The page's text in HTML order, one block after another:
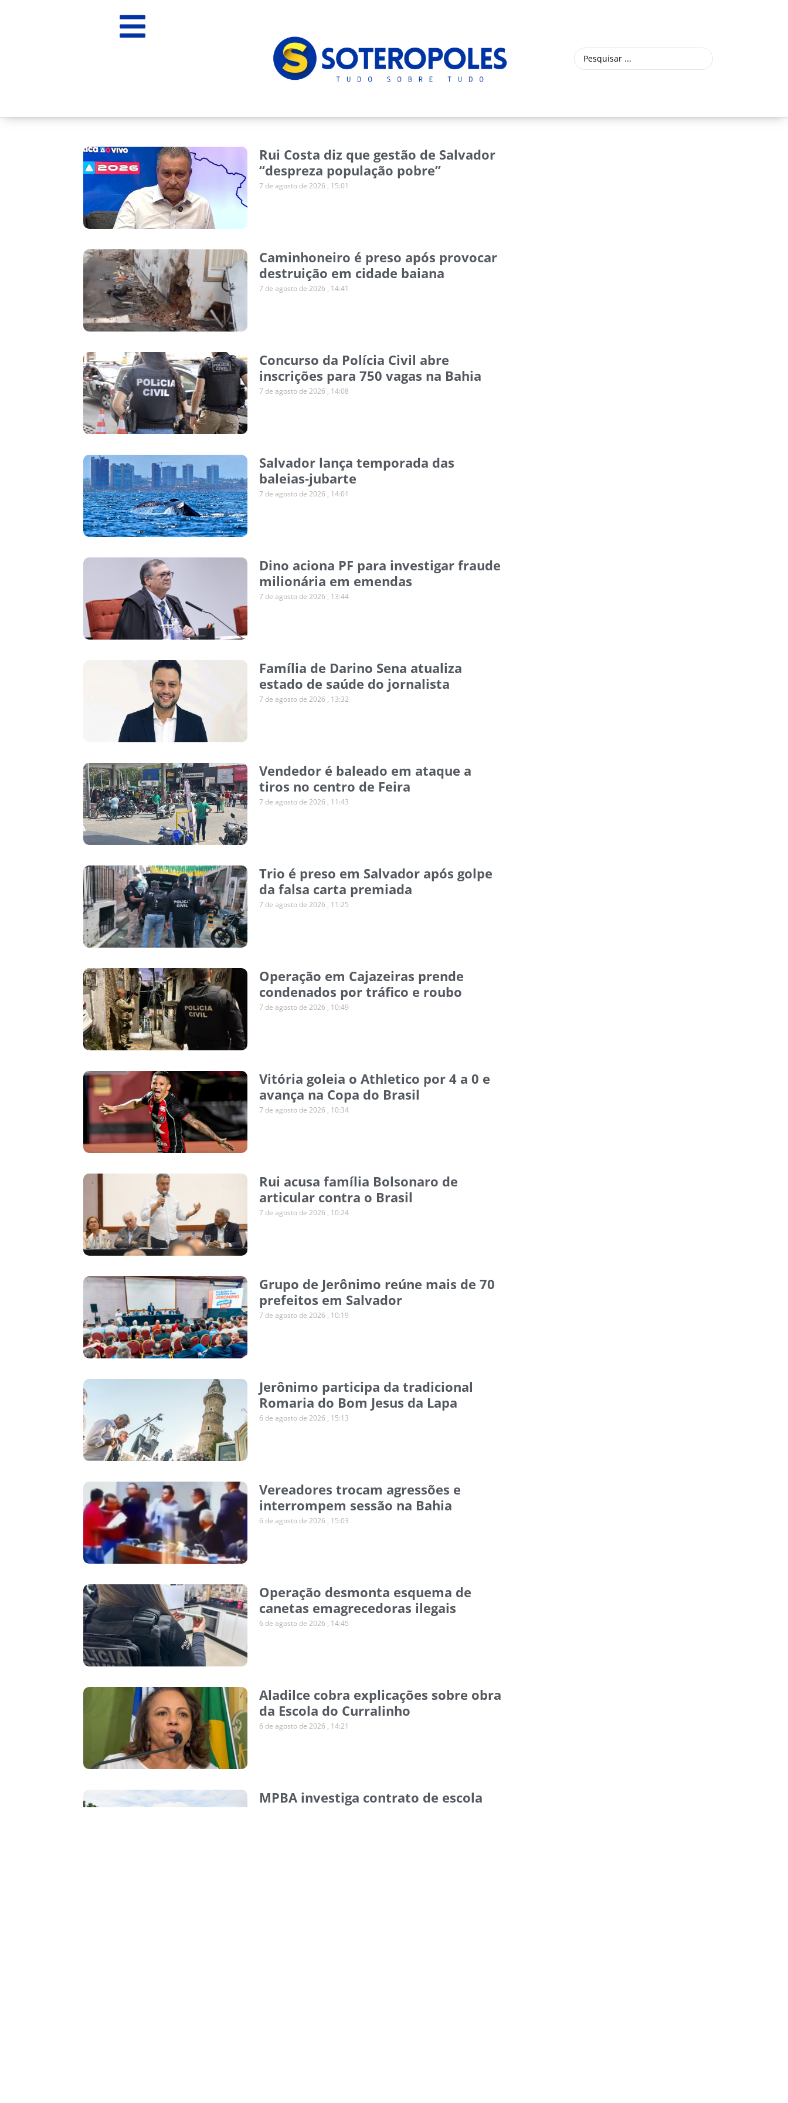
Rui Costa diz que gestão de Salvador
“despreza população pobre”
7 de agosto de 2026 15:01
Caminhoneiro é preso após provocar
destruição em cidade baiana
7 de agosto de 2026 14:41
Concurso da Polícia Civil abre
inscrições para 750 vagas na Bahia
7 de agosto de 2026 14:08
Salvador lança temporada das
baleias-jubarte
7 de agosto de 2026 14:01
Dino aciona PF para investigar fraude
milionária em emendas
7 de agosto de 2026 13:44
Família de Darino Sena atualiza
estado de saúde do jornalista
7 de agosto de 2026 13:32
Vendedor é baleado em ataque a
tiros no centro de Feira
7 de agosto de 2026 11:43
Trio é preso em Salvador após golpe
da falsa carta premiada
7 de agosto de 2026 11:25
Operação em Cajazeiras prende
condenados por tráfico e roubo
7 de agosto de 2026 10:49
Vitória goleia o Athletico por 4 a 0 e
avança na Copa do Brasil
7 de agosto de 2026 10:34
Rui acusa família Bolsonaro de
articular contra o Brasil
7 de agosto de 2026 10:24
Grupo de Jerônimo reúne mais de 70
prefeitos em Salvador
7 de agosto de 2026 10:19
Jerônimo participa da tradicional
Romaria do Bom Jesus da Lapa
6 de agosto de 2026 15:13
Vereadores trocam agressões e
interrompem sessão na Bahia
6 de agosto de 2026 15:03
Operação desmonta esquema de
canetas emagrecedoras ilegais
6 de agosto de 2026 14:45
Aladilce cobra explicações sobre obra
da Escola do Curralinho
6 de agosto de 2026 14:21
MPBA investiga contrato de escola